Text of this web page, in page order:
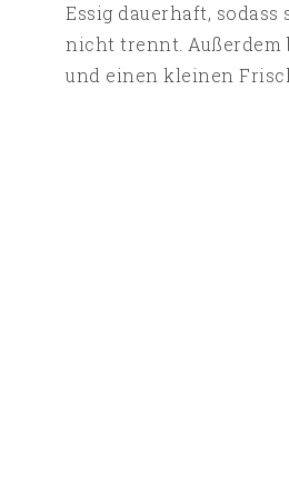
Essig dauerhaft, sodass
nicht trennt. Außerdem
und einen kleinen